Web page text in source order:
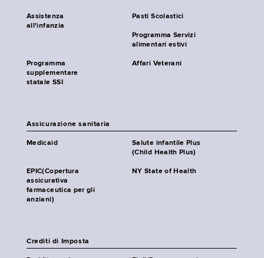
Assistenza
all'infanzia
Pasti Scolastici
Programma Servizi
alimentari estivi
Programma
supplementare
statale SSI
Affari Veterani
Assicurazione sanitaria
Medicaid
Salute infantile Plus
(Child Health Plus)
EPIC(Copertura
assicurativa
farmaceutica per gli
anziani)
NY State of Health
Crediti di Imposta